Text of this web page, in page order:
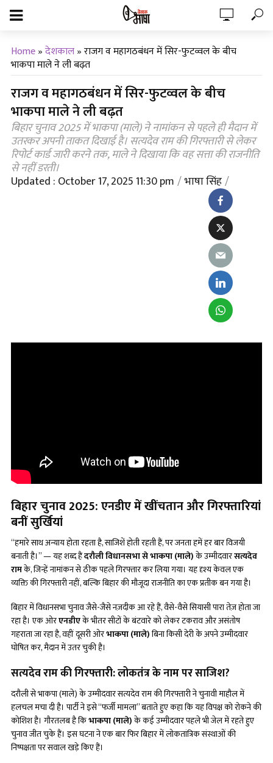
Home»देशकाल»राजग व महागठबंधन में सिर-फुटव्वल के बीच
भाकपा माले ने ली बढ़त
राजग व महागठबंधन में सिर-फुटव्वल के बीच
भाकपा माले ने ली बढ़त
बिहार चुनाव 2025 में भाकपा (माले) ने नामांकन से पहले ही मैदान में
उतरकर अपनी ताकत दिखाई है। सत्यदेव राम की गिरफ्तारी से लेकर
रिपोर्ट कार्ड जारी करने तक, माले ने दिखाया कि वह सत्ता की राजनीति
से नहीं डरती।
Updated : October 17, 2025 11:30 pm भाषा सिंह
बिहार चुनाव2025: एनडीए में खींचतान और गिरफ्तारियां
बनीं सुर्खियां
“हमारे साथ अन्याय होता रहता है, साजिशें होती रहती हैं, पर जनता हमें हर बार विजयी
बनाती है।” — यह शब्द हैंदरौली विधानसभा से भाकपा (माले)के उम्मीदवारसत्यदेव
रामके, जिन्हें नामांकन से ठीक पहले गिरफ्तार कर लिया गया। यह दृश्य केवल एक
व्यक्ति की गिरफ्तारी नहीं, बल्कि बिहार की मौजूदा राजनीति का एक प्रतीक बन गया है।
बिहार में विधानसभा चुनाव जैसे-जैसे नज़दीक आ रहे हैं, वैसे-वैसे सियासी पारा तेज़ होता जा
रहा है। एक ओरएनडीएके भीतर सीटों के बंटवारे को लेकर टकराव और असंतोष
गहराता जा रहा है, वहीं दूसरी ओरभाकपा (माले)बिना किसी देरी के अपने उम्मीदवार
घोषित कर, मैदान में उतर चुकी है।
सत्यदेव राम की गिरफ्तारी: लोकतंत्र के नाम पर साजिश?
दरौली से भाकपा (माले) के उम्मीदवार सत्यदेव राम की गिरफ्तारी ने चुनावी माहौल में
हलचल मचा दी है। पार्टी ने इसे “फर्जी मामला” बताते हुए कहा कि यह विपक्ष को रोकने की
कोशिश है। गौरतलब है किभाकपा (माले)के कई उम्मीदवार पहले भी जेल में रहते हुए
चुनाव जीत चुके हैं। इस घटना ने एक बार फिर बिहार में लोकतांत्रिक संस्थाओं की
निष्पक्षता पर सवाल खड़े किए हैं।